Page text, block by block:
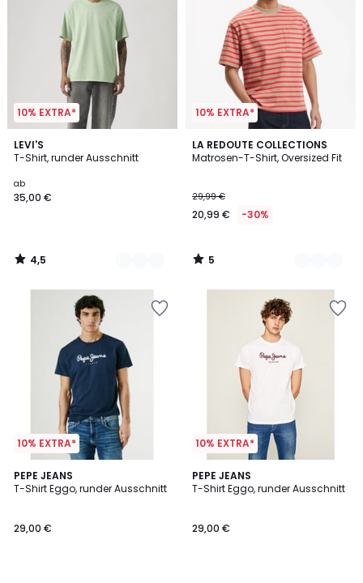
10% EXTRA*
LEVI'S
T-Shirt, runder Ausschnitt
ab
35,00 €
4,5
/ 5
5
Farben
4,5
/
10% EXTRA*
LA REDOUTE COLLECTIONS
Matrosen-T-Shirt, Oversized Fit
29,99 €
20,99 € -30%
5
/
2
Farben
5
/
10% EXTRA*
PEPE JEANS
T-Shirt Eggo, runder Ausschnitt
29,00 €
4,7
/ 5
2
Farben
10% EXTRA*
PEPE JEANS
T-Shirt Eggo, runder Ausschnitt
29,00 €
4,7
/ 5